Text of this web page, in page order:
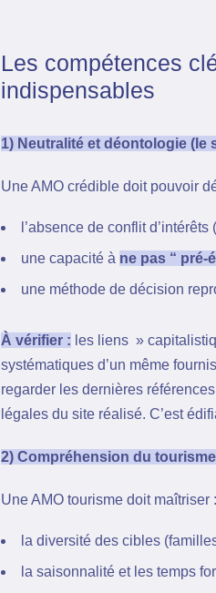
Les compétences
indispensables
1) Neutralité et déontologie (le
Une AMO crédible doit pouvoir
l’absence de conflit
une capacité à ne pas “ pré-
une méthode de décision
À vérifier : les liens »
systématiques d’un même
regarder les dernières
légales du site réalisé. C’est
2) Compréhension du
Une AMO tourisme doit maîtriser :
la diversité des cibles
la saisonnalité et les temps